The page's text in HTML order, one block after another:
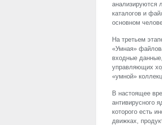
анализируются
каталогов и
основном
На третьем
«Умная»
входные
управляющих
«умной»
В настоящее
антивирусного
которого есть
движках,